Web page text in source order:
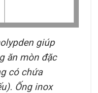
giúp
ăn mòn đặc
có chứa
Ống inox